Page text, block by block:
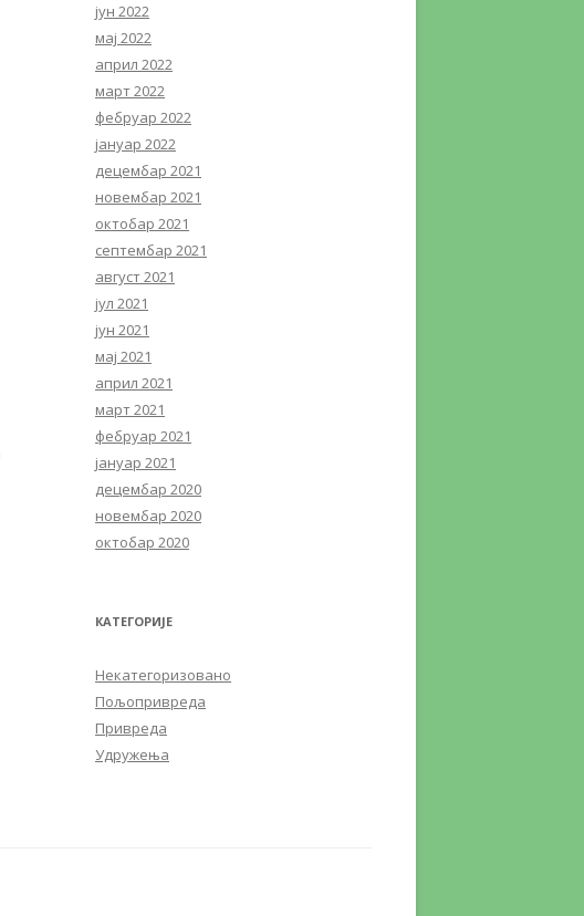
јун 2022
мај 2022
април 2022
март 2022
фебруар 2022
јануар 2022
децембар 2021
новембар 2021
октобар 2021
септембар 2021
август 2021
јул 2021
јун 2021
мај 2021
април 2021
март 2021
фебруар 2021
јануар 2021
децембар 2020
новембар 2020
октобар 2020
КАТЕГОРИЈЕ
Некатегоризовано
Пољопривреда
Привреда
Удружења